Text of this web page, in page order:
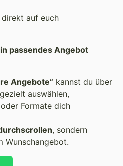
auf euch
passendes Angebot
Angebote“ kannst du über
gezielt auswählen,
Formate dich
, sondern
Wunschangebot.